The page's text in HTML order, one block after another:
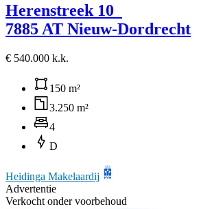
Herenstreek 10
7885 AT Nieuw-Dordrecht
€ 540.000 k.k.
150 m²
3.250 m²
4
D
Heidinga Makelaardij
Advertentie
Verkocht onder voorbehoud